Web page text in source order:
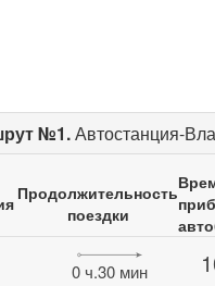
№1.Автостанция-
Продолжительность
поездки
0 ч.30 мин